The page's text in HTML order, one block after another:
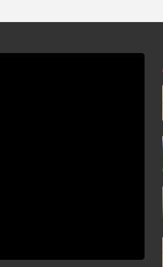
à nord-ouest, dans un secteur qui part du
monts, en allusion aux régions montagneuses